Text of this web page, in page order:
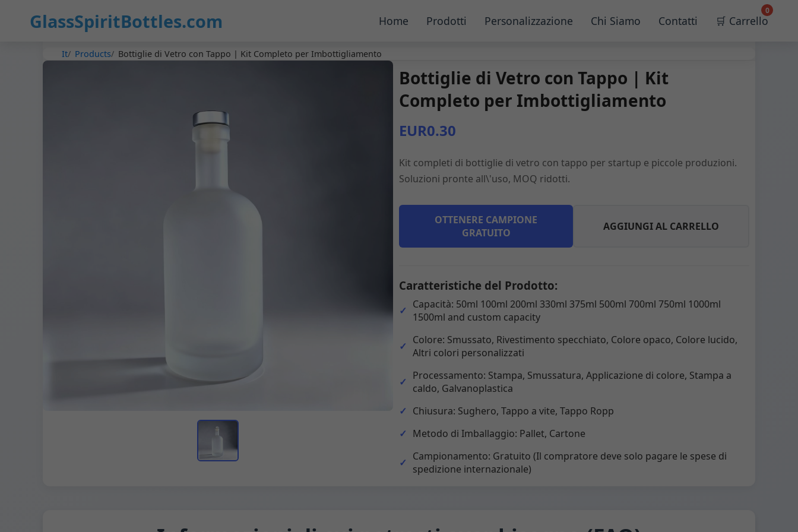
GlassSpiritBottles.com Home Prodotti Personalizzazione Chi Siamo Contatti 🛒 Carrello
0
It Products Bottiglie di Vetro con Tappo | Kit Completo per Imbottigliamento
Bottiglie di Vetro con Tappo | Kit
Completo per Imbottigliamento
EUR0.30
Kit completi di bottiglie di vetro con tappo per startup e piccole produzioni.
Soluzioni pronte all\'uso, MOQ ridotti.
OTTENERE CAMPIONE
GRATUITO
AGGIUNGI AL CARRELLO
Caratteristiche del Prodotto:
Capacità: 50ml 100ml 200ml 330ml 375ml 500ml 700ml 750ml 1000ml
1500ml and custom capacity
Colore: Smussato, Rivestimento specchiato, Colore opaco, Colore lucido,
Altri colori personalizzati
Processamento: Stampa, Smussatura, Applicazione di colore, Stampa a
caldo, Galvanoplastica
Chiusura: Sughero, Tappo a vite, Tappo Ropp
Metodo di Imballaggio: Pallet, Cartone
Campionamento: Gratuito (Il compratore deve solo pagare le spese di
spedizione internazionale)